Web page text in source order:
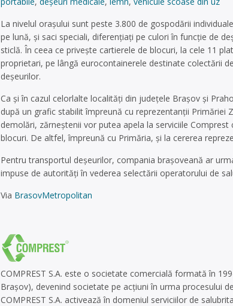
La nivelul orașului sunt peste 3.800 de gospodării
pe lună, și saci speciali, diferențiați pe culori în funcție de
sticlă. În ceea ce privește cartierele de blocuri, la cele 11
proprietari, pe lângă eurocontainerele destinate colectării
deșeurilor.
Ca și în cazul celorlalte localități din județele Brașov și
după un grafic stabilit împreună cu reprezentanții
demolări, zărneștenii vor putea apela la serviciile
blocuri. De altfel, împreună cu Primăria, și la cererea
Pentru transportul deșeurilor, compania brașoveană ar
impuse de autorități în vederea selectării operatorului de
Via BrasovMetropolitan
COMPREST S.A. este o societate comercială formată în
Braşov), devenind societate pe acţiuni în urma procesului
COMPREST S.A. activează în domeniul serviciilor de